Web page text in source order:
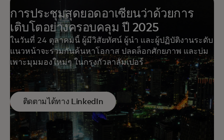
การประชุมสุดยอดอาเซียนว่าด้วยการ
เติบโตอย่างครอบคลุม ปี 2025
ในวันที่ 24 ตุลาคมนี้ ผู้มีวิสัยทัศน์ ผู้นำ และผู้ปฏิบัติงานระดับ
แนวหน้าจะร่วมกันค้นหาโอกาส ปลดล็อกศักยภาพ และบ่ม
เพาะมุมมองใหม่ๆ ในกรุงกัวลาลัมเปอร์
ติดตามได้ทาง LinkedIn